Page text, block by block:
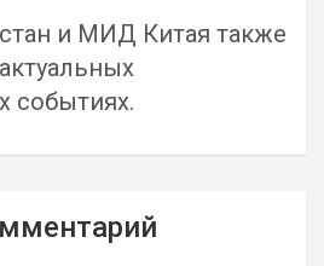
и МИД Китая также
событиях.